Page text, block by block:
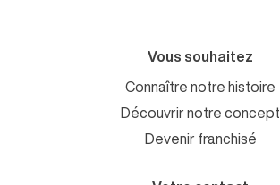
Vous souhaitez
Connaître notre histoire
Découvrir notre concept
Devenir franchisé